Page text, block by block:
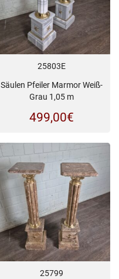
25803E
Säulen Pfeiler Marmor Weiß-
Grau 1,05 m
499,00€
25799